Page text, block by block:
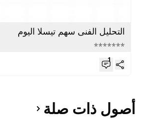
التحليل الفنى سهم تيسلا اليوم
*******
1
أصول ذات صلة